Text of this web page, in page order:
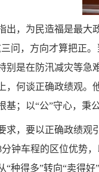
出，为民造福是最大
问，方向才算把正。
别是在防汛减灾等急
，何谈正确政绩观。
基；以“公”守心，秉公
求，要以正确政绩观
钟车程的区位优势
“种得多”转向“卖得